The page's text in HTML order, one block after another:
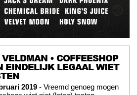
• COFFEESHOP
EINDELIJK LEGAAL WIET
2019 - Vreemd genoeg mogen